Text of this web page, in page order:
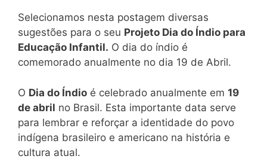
Selecionamos nesta postagem diversas
sugestões para o seu Projeto Dia do Índio para
Educação Infantil. O dia do índio é
comemorado anualmente no dia 19 de Abril.
O Dia do Índio é celebrado anualmente em 19
de abril no Brasil. Esta importante data serve
para lembrar e reforçar a identidade do povo
indígena brasileiro e americano na história e
cultura atual.